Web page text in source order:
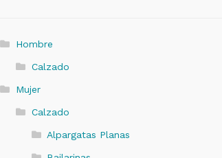
Hombre
Calzado
Mujer
Calzado
Alpargatas Planas